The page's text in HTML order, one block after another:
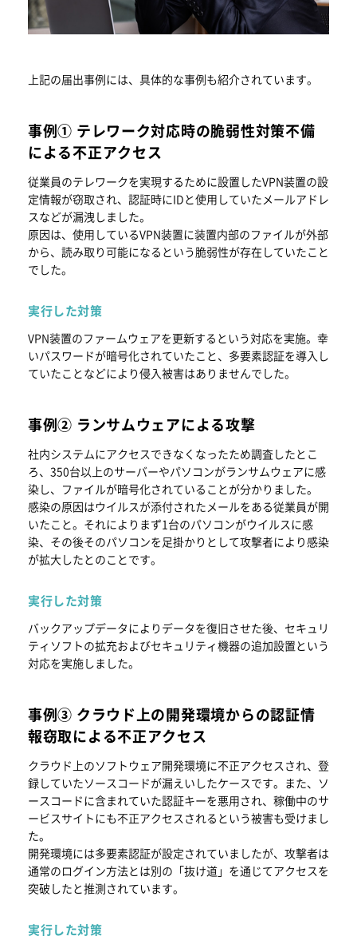
上記の届出事例には、具体的な事例も紹介されています。
事例① テレワーク対応時の脆弱性対策不備
による不正アクセス
従業員のテレワークを実現するために設置したVPN装置の設
定情報が窃取され、認証時にIDと使用していたメールアドレ
スなどが漏洩しました。
原因は、使用しているVPN装置に装置内部のファイルが外部
から、読み取り可能になるという脆弱性が存在していたこと
でした。
実行した対策
VPN装置のファームウェアを更新するという対応を実施。幸
いパスワードが暗号化されていたこと、多要素認証を導入し
ていたことなどにより侵入被害はありませんでした。
事例② ランサムウェアによる攻撃
社内システムにアクセスできなくなったため調査したとこ
ろ、350台以上のサーバーやパソコンがランサムウェアに感
染し、ファイルが暗号化されていることが分かりました。
感染の原因はウイルスが添付されたメールをある従業員が開
いたこと。それによりまず1台のパソコンがウイルスに感
染、その後そのパソコンを足掛かりとして攻撃者により感染
が拡大したとのことです。
実行した対策
バックアップデータによりデータを復旧させた後、セキュリ
ティソフトの拡充およびセキュリティ機器の追加設置という
対応を実施しました。
事例③ クラウド上の開発環境からの認証情
報窃取による不正アクセス
クラウド上のソフトウェア開発環境に不正アクセスされ、登
録していたソースコードが漏えいしたケースです。また、ソ
ースコードに含まれていた認証キーを悪用され、稼働中のサ
ービスサイトにも不正アクセスされるという被害も受けまし
た。
開発環境には多要素認証が設定されていましたが、攻撃者は
通常のログイン方法とは別の「抜け道」を通じてアクセスを
突破したと推測されています。
実行した対策